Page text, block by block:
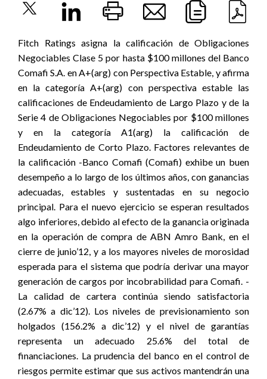
Fitch Ratings asigna la calificación de Obligaciones
Negociables Clase 5 por hasta $100 millones del Banco
Comafi S.A. en A+(arg) con Perspectiva Estable, y afirma
en la categoría A+(arg) con perspectiva estable las
calificaciones de Endeudamiento de Largo Plazo y de la
Serie 4 de Obligaciones Negociables por $100 millones
y en la categoría A1(arg) la calificación de
Endeudamiento de Corto Plazo. Factores relevantes de
la calificación -Banco Comafi (Comafi) exhibe un buen
desempeño a lo largo de los últimos años, con ganancias
adecuadas, estables y sustentadas en su negocio
principal. Para el nuevo ejercicio se esperan resultados
algo inferiores, debido al efecto de la ganancia originada
en la operación de compra de ABN Amro Bank, en el
cierre de junio’12, y a los mayores niveles de morosidad
esperada para el sistema que podría derivar una mayor
generación de cargos por incobrabilidad para Comafi. -
La calidad de cartera continúa siendo satisfactoria
(2.67% a dic’12). Los niveles de previsionamiento son
holgados (156.2% a dic’12) y el nivel de garantías
representa un adecuado 25.6% del total de
financiaciones. La prudencia del banco en el control de
riesgos permite estimar que sus activos mantendrán una